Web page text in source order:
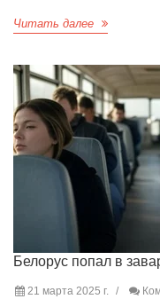
Читать далее
Белорус попал в
21 марта 2025 г.